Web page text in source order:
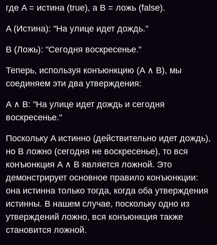
где A = истина (true), а B = ложь (false).
A (Истина): "На улице идет дождь."
B (Ложь): "Сегодня воскресенье."
Теперь, используя конъюнкцию (A ∧ B), мы
соединяем эти два утверждения:
A ∧ B: "На улице идет дождь и сегодня
воскресенье."
Поскольку A истинно (действительно идет дождь),
но B ложно (сегодня не воскресенье), то вся
конъюнкция A ∧ B является ложной. Это
демонстрирует основное правило конъюнкции:
она истинна только тогда, когда оба утверждения
истинны. В нашем случае, поскольку одно из
утверждений ложно, вся конъюнкция также
становится ложной.